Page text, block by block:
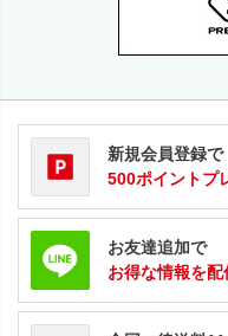
新規会員登録で
500ポイントプ
お友達追加で
お得な情報を配